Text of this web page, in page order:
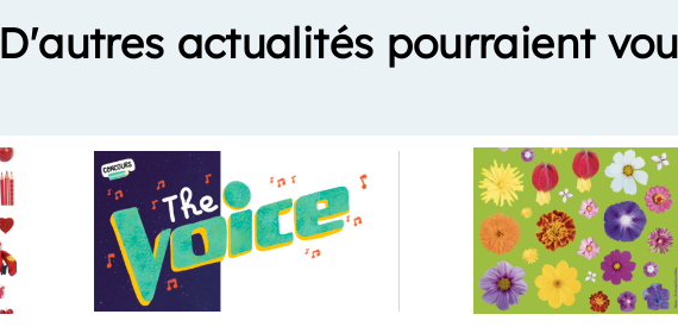
D'autres actualités pourraient